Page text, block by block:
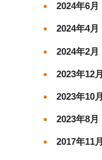
2024年6月
2024年4月
2024年2月
2023年12月
2023年10月
2023年8月
2017年11月